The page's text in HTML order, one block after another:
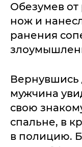
Обезумев от
нож и
ранения
Вернувшись
мужчина
свою
спальне, в
в полицию.